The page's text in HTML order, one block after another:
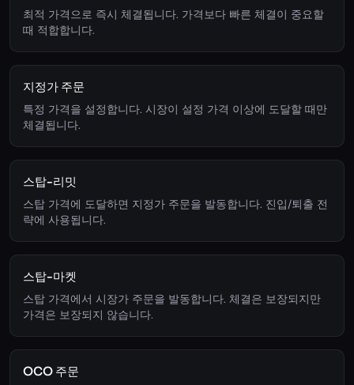
최적 가격으로 즉시 체결됩니다. 가격보다 빠른 체결이 중요할
때 적합합니다.
지정가 주문
특정 가격을 설정합니다. 시장이 설정 가격 이상에 도달할 때만
체결됩니다.
스탑-리밋
스탑 가격에 도달하면 지정가 주문을 발동합니다. 진입/퇴출 전
략에 사용됩니다.
스탑-마켓
스탑 가격에서 시장가 주문을 발동합니다. 체결은 보장되지만
가격은 보장되지 않습니다.
OCO 주문